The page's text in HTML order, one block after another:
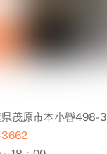
茂原市本小轡498-3